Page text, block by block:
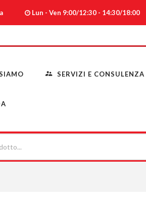
Lun - Ven 9:00/12:30 - 14:30/18:00
SERVIZI E CONSULENZA